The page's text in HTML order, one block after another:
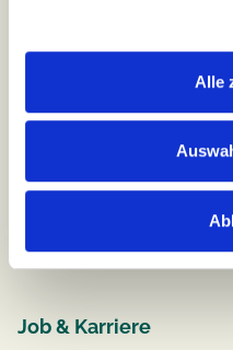
Alle
Pflege-Leistungen
Betreutes Wohnen
Junge Pflege
Job & Karriere